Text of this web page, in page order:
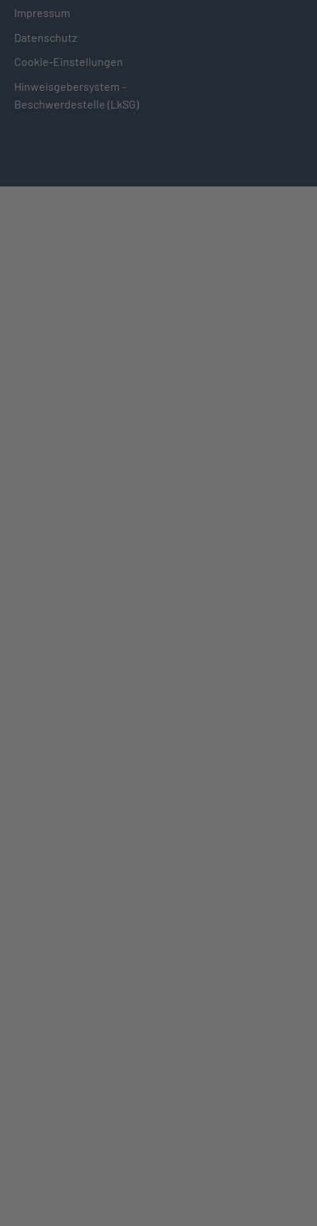
Impressum
Datenschutz
Cookie-Einstellungen
Hinweisgebersystem -
Beschwerdestelle (LkSG)